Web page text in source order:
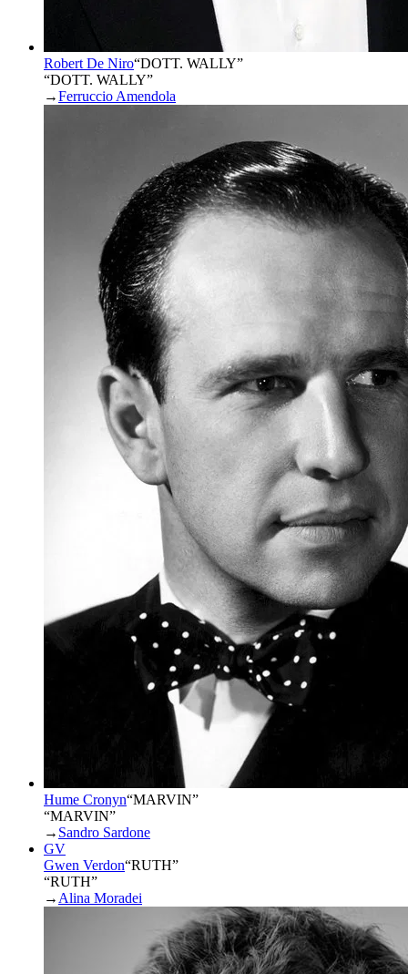
Robert De Niro“DOTT. WALLY”
“DOTT. WALLY”
→Ferruccio Amendola
Hume Cronyn“MARVIN”
“MARVIN”
→ Sandro Sardone
GV
Gwen Verdon“RUTH”
“RUTH”
→ Alina Moradei